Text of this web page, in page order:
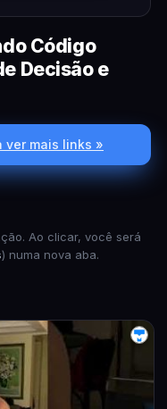
Código
Decisão e
ver mais links »
Ao clicar, você será
) numa nova aba.